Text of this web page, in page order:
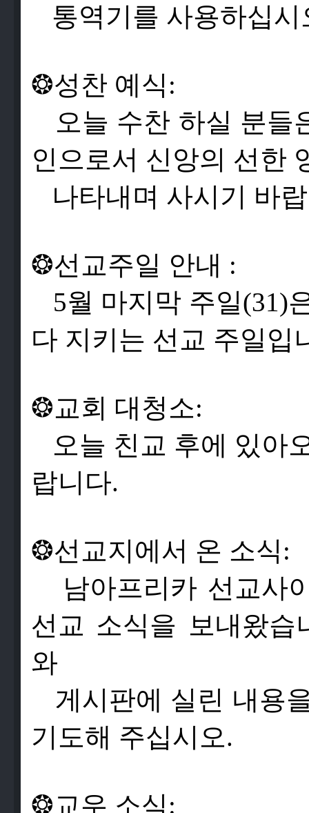
통역 기를 사용하십시
❂성찬 예식 :
오늘 수찬 하실 분들
인으로서 신 앙의 선 한
나타내며 사시 기 바랍
❂선 교주일 안내 :
5월 마지 막 주일(31)
다 지 키는 선 교 주일 입
❂교 회 대청소:
오늘 친 교 후에 있 아
랍니 다.
❂선 교지에서 온 소식 :
남아프리카 선 교사
선 교 소식을 보내왔습
와
게시판에 실 린 내용
기 도해 주십시 오.
❂교우 소식 :